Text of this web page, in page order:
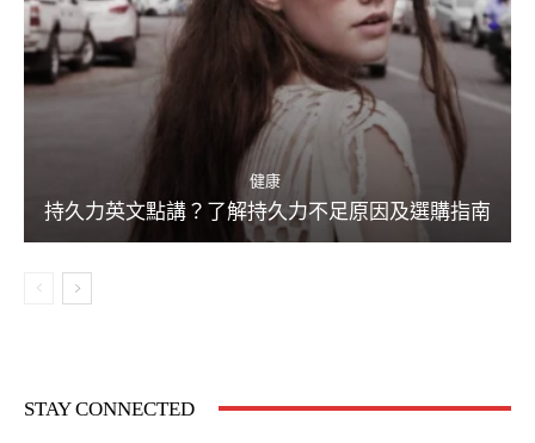
健康
持久力英文點講？了解持久力不足原因及選購指南
STAY CONNECTED